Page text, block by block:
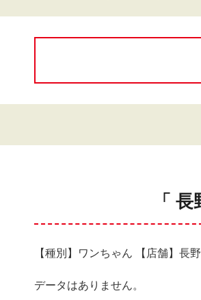
「
【種別】ワンちゃん 【店舗】長
データはありません。